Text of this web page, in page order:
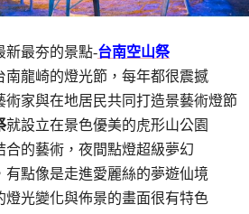
新最夯的景點-台南空山祭
南龍崎的燈光節，每年都很震撼
術家與在地居民共同打造景藝術燈節
就設立在景色優美的虎形山公園
合的藝術，夜間點燈超級夢幻
有點像是走進愛麗絲的夢遊仙境
燈光變化與佈景的畫面很有特色